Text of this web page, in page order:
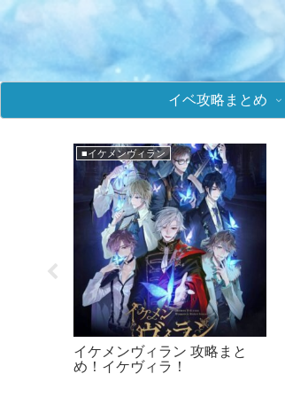
イベ攻略まとめ
■イケメンヴィラン
イケメンヴィラン 攻略まと
め！イケヴィラ！